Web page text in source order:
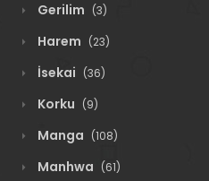
Gerilim (3)
Harem (23)
İsekai (36)
Korku (9)
Manga (108)
Manhwa (61)